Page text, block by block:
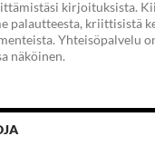
kirjoituksista.
palautteesta, kriittisistä
Yhteisöpalvelu
näköinen.